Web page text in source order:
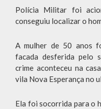
Polícia Militar foi
conseguiu localizar o
A mulher de 50 anos
facada desferida pelo
crime aconteceu na
vila Nova Esperança no
Ela foi socorrida para o